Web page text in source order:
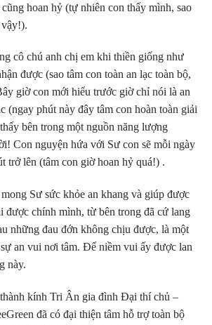
hoan hỷ (tự nhiên con thấy mình, sao
cô chú anh chị em khi thiền giống như
được (sao tâm con toàn an lạc toàn bộ,
giờ con mới hiểu trước giờ chỉ nói là an
(ngay phút này đây tâm con hoàn toàn giải
bên trong một nguồn năng lượng
Con nguyện hứa với Sư con sẽ mỗi ngày
trở lên (tâm con giờ hoan hỷ quá!) .
Sư sức khỏe an khang và giúp được
được chính mình, từ bên trong đã cứ lang
những đau đớn không chịu được, là một
an vui nơi tâm. Để niềm vui ấy được lan
này.
kính Tri Ân gia đình Đại thí chủ –
đã có đại thiện tâm hỗ trợ toàn bộ